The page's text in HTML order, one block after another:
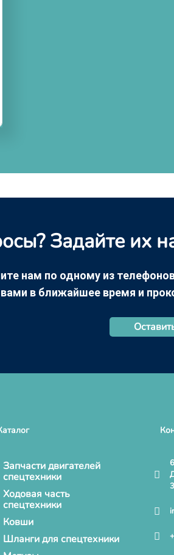
Задайте их
нам по одному из
в ближайшее время и
Запчасти двигателей
спецтехники
Ходовая часть
спецтехники
Ковши
Шланги для спецтехники